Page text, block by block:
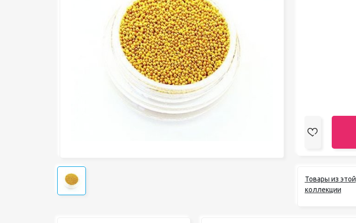
щелочного педикюра
Оборудование
Товары из этой
коллекции